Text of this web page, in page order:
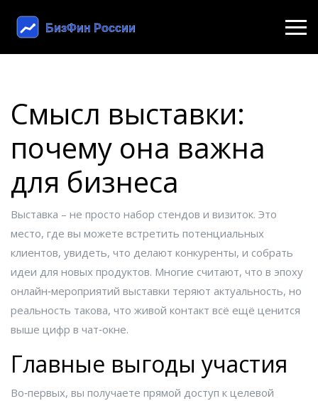
Смысл выставки:
почему она важна
для бизнеса
Выставка – не просто набор стендов и визиток. Это
место, где вы можете встретить потенциальных
клиентов, увидеть, что делают конкуренты, и собрать
идеи для новых продуктов. Многие считают, что в эпоху
онлайн‑мероприятий выставки теряют актуальность, но
реальность такова, что живой контакт всё ещё ценится
выше цифр в чат‑окне.
Главные выгоды участия
Во‑первых, вы получаете прямой доступ к целевой